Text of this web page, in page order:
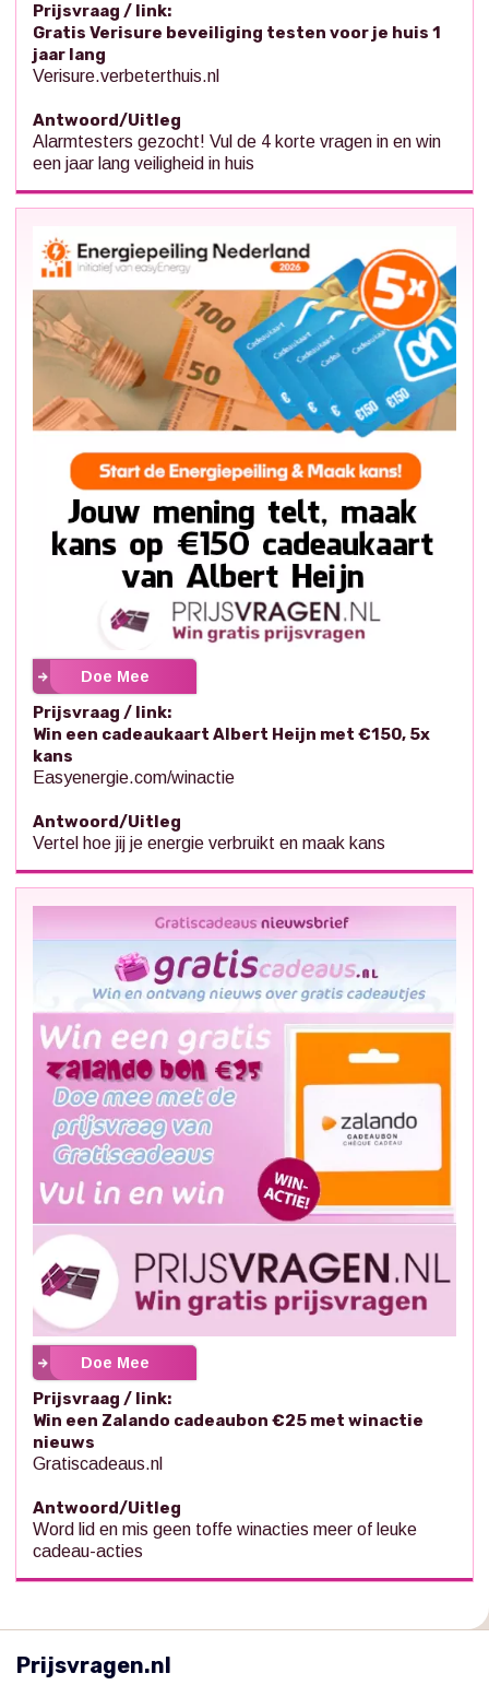
Prijsvraag / link:
Gratis Verisure beveiliging testen voor je huis 1
jaar lang
Verisure.verbeterthuis.nl
Antwoord/Uitleg
Alarmtesters gezocht! Vul de 4 korte vragen in en win
een jaar lang veiligheid in huis
Doe Mee
Prijsvraag / link:
Win een cadeaukaart Albert Heijn met €150, 5x
kans
Easyenergie.com/winactie
Antwoord/Uitleg
Vertel hoe jij je energie verbruikt en maak kans
Doe Mee
Prijsvraag / link:
Win een Zalando cadeaubon €25 met winactie
nieuws
Gratiscadeaus.nl
Antwoord/Uitleg
Word lid en mis geen toffe winacties meer of leuke
cadeau-acties
Prijsvragen.nl